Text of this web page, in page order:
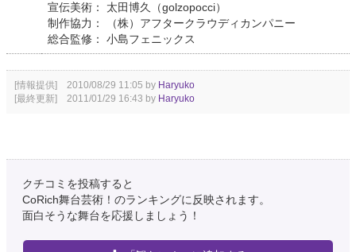
宣伝美術： 太田博久（golzopocci）
制作協力： （株）アフタークラウディカンパニー
総合監修： 小島フェニックス
[情報提供] 2010/08/29 11:05 by Haryuko
[最終更新] 2011/01/29 16:43 by Haryuko
クチコミを投稿すると
CoRich舞台芸術！のランキングに反映されます。
面白そうな舞台を応援しましょう！